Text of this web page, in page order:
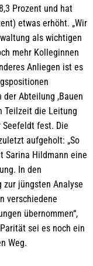
Prozent und hat
etwas erhöht. „Wir
als wichtigen
mehr Kolleginnen
Anliegen ist es
Abteilung ,Bauen
Teilzeit die Leitung
fest. Die
aufgeholt: „So
Sarina Hildmann eine
In den
zur jüngsten Analyse
verschiedene
übernommen“,
sei es noch ein
Weg.